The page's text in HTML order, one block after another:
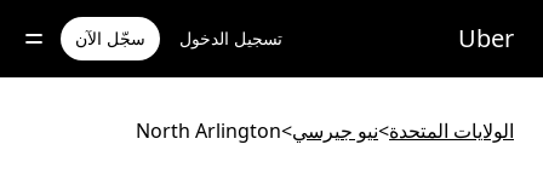
للوصول
المحتوى
Uber تسجيل الدخول سجّل الآن
الولايات المتحدة>نيو جيرسي>
North Arlington